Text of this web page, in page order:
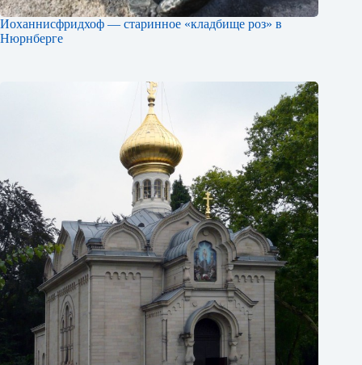
Иоханнисфридхоф — старинное «кладбище роз» в
Нюрнберге